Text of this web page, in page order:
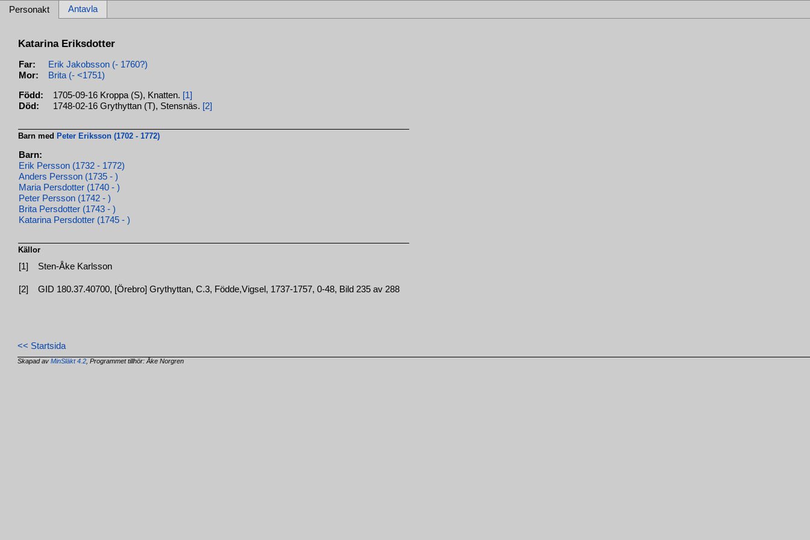
Personakt Antavla
Katarina Eriksdotter
Far:
Erik Jakobsson (- 1760?)
Mor:
Brita (- <1751)
Född: 1705-09-16 Kroppa (S), Knatten. [1]
Död:
1748-02-16 Grythyttan (T), Stensnäs. [2]
Barn med Peter Eriksson (1702 - 1772)
Barn:
Erik Persson (1732 - 1772)
Anders Persson (1735 - )
Maria Persdotter (1740 - )
Peter Persson (1742 - )
Brita Persdotter (1743 - )
Katarina Persdotter (1745 - )
Källor
[1] Sten-Åke Karlsson
[2] GID 180.37.40700, [Örebro] Grythyttan, C.3, Födde,Vigsel, 1737-1757, 0-48, Bild 235 av 288
<< Startsida
Skapad avMinSläkt 4.2 , Programmet tillhör: Åke Norgren